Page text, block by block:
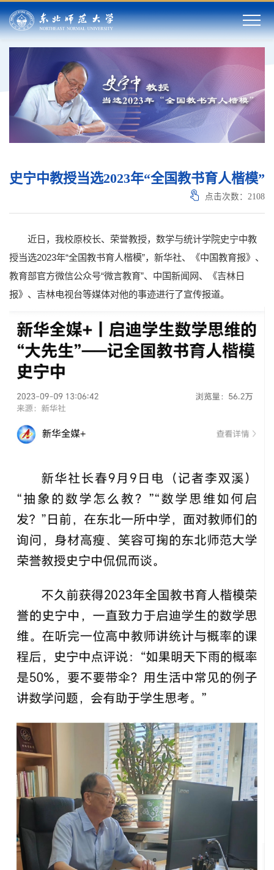
史宁中教授当选2023年“全国教书育人楷模”
点击次数： 2108
近日，我校原校长、荣誉教授，数学与统计学院史宁中教
授当选2023年“全国教书育人楷模”，新华社、《中国教育报》、
教育部官方微信公众号“微言教育”、中国新闻网、《吉林日
报》、吉林电视台等媒体对他的事迹进行了宣传报道。